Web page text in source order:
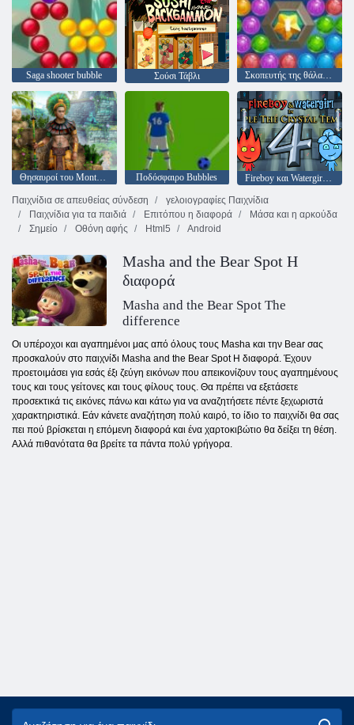
Saga shooter bubble Σούσι Τάβλι Σκοπευτής της θάλασσας
Ποδόσφαιρο Bubbles
Fireboy και Watergirl 4: Crystal Temple
Παιχνίδια σε απευθείας σύνδεση
γελοιογραφίες Παιχνίδια
Παιχνίδια για τα παιδιά
Επιτόπου η διαφορά
Μάσα και η αρκούδα
Σημείο
Οθόνη αφής Html5 Android
Masha and the Bear Spot Η
διαφορά
Masha and the Bear Spot The
difference
Οι υπέροχοι και αγαπημένοι μας από όλους τους Masha και την Bear σας
προσκαλούν στο παιχνίδι Masha and the Bear Spot Η διαφορά. Έχουν
προετοιμάσει για εσάς έξι ζεύγη εικόνων που απεικονίζουν τους αγαπημένους
τους και τους γείτονες και τους φίλους τους. Θα πρέπει να εξετάσετε
προσεκτικά τις εικόνες πάνω και κάτω για να αναζητήσετε πέντε ξεχωριστά
χαρακτηριστικά. Εάν κάνετε αναζήτηση πολύ καιρό, το ίδιο το παιχνίδι θα σας
πει πού βρίσκεται η επόμενη διαφορά και ένα χαρτοκιβώτιο θα δείξει τη θέση.
Αλλά πιθανότατα θα βρείτε τα πάντα πολύ γρήγορα.